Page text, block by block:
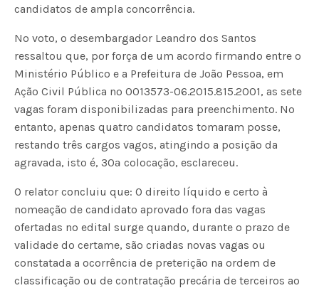
candidatos de ampla concorrência.
No voto, o desembargador Leandro dos Santos
ressaltou que, por força de um acordo firmando entre o
Ministério Público e a Prefeitura de João Pessoa, em
Ação Civil Pública nº 0013573-06.2015.815.2001, as sete
vagas foram disponibilizadas para preenchimento. No
entanto, apenas quatro candidatos tomaram posse,
restando três cargos vagos, atingindo a posição da
agravada, isto é, 30ª colocação, esclareceu.
O relator concluiu que: O direito líquido e certo à
nomeação de candidato aprovado fora das vagas
ofertadas no edital surge quando, durante o prazo de
validade do certame, são criadas novas vagas ou
constatada a ocorrência de preterição na ordem de
classificação ou de contratação precária de terceiros ao